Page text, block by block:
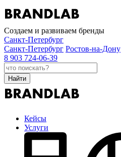
Создаем и развиваем бренды
Санкт-Петербург
Санкт-Петербург Ростов-на-Дону
8 903 724-06-39
Найти
Кейсы
Услуги